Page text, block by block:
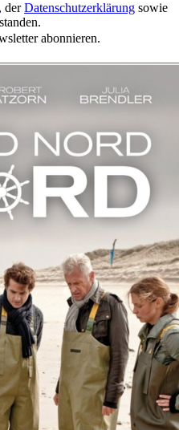
, derDatenschutzerklärung sowie
abonnieren.